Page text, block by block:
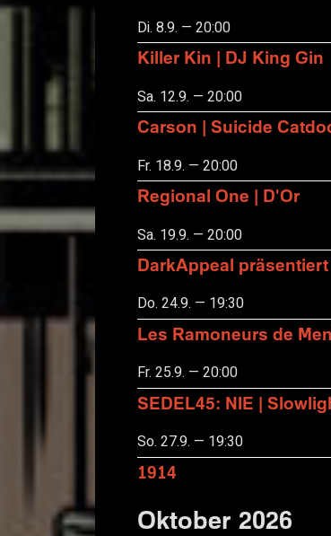
Di. 8.9. — 20:00
Killer Kin | DJ King Gin
Sa. 12.9. — 20:00
Carson | Suicide
Fr. 18.9. — 20:00
Regional One | D'Or
Sa. 19.9. — 20:00
DarkAppeal
Do. 24.9. — 19:30
Les Ramoneurs de
Fr. 25.9. — 20:00
SEDEL45: NIE |
So. 27.9. — 19:30
1914
Oktober 2026